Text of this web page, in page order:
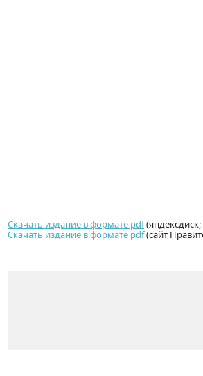
Скачать издание в формате pdf
Скачать издание в формате pdf(сайт